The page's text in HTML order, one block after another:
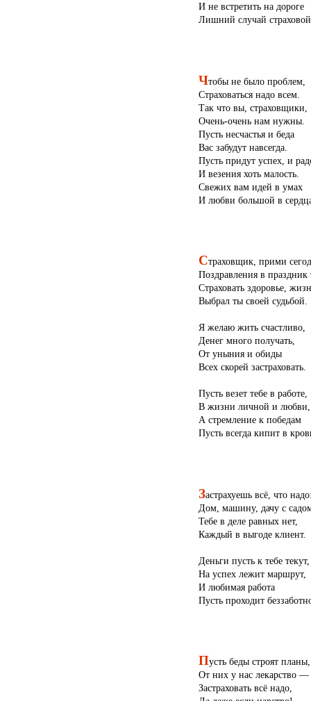
И не встретить на дороге
Лишний случай
Чтобы не было проблем,
Страховаться надо всем.
Так что вы, страховщики,
Очень-очень нам нужны.
Пусть несчастья и беда
Вас забудут навсегда.
Пусть придут успех, и
И везения хоть малость.
Свежих вам идей в умах
И любви большой в
Страховщик, прими
Поздравления в праздник
Страховать здоровье,
Выбрал ты своей судьбой.
Я желаю жить счастливо,
Денег много получать,
От уныния и обиды
Всех скорей застраховать.
Пусть везет тебе в работе,
В жизни личной и любви,
А стремление к победам
Пусть всегда кипит в
Застрахуешь всё, что надо:
Дом, машину, дачу с
Тебе в деле равных нет,
Каждый в выгоде клиент.
Деньги пусть к тебе текут,
На успех лежит маршрут,
И любимая работа
Пусть проходит
Пусть беды строят планы,
От них у нас лекарство —
Застраховать всё надо,